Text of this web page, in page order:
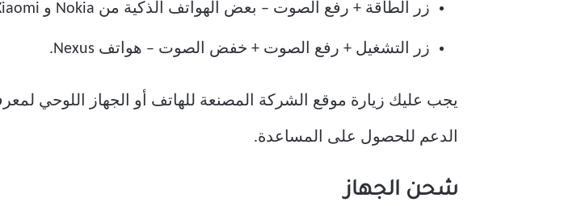
زر الطاقة + رفع الصوت – بعض الهواتف الذكية من Nokia و Xiaomi.
زر التشغيل + رفع الصوت + خفض الصوت – هواتف Nexus.
يجب عليك زيارة موقع الشركة المصنعة للهاتف أو الجهاز اللوحي
الدعم للحصول على المساعدة.
شحن الجهاز